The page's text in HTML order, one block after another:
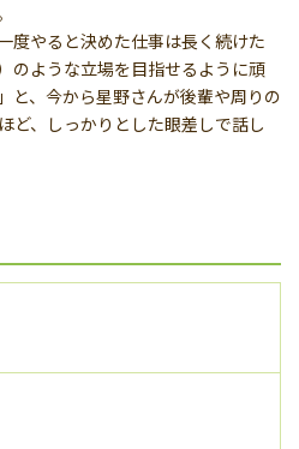
度やると決めた仕事は長く続けた
のような立場を目指せるように頑
と、今から星野さんが後輩や周りの
ど、しっかりとした眼差しで話し